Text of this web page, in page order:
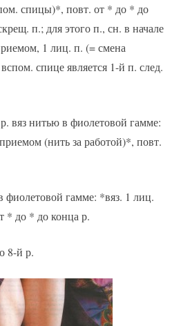
спицы)*, повт. от * до * до
п.; для этого п., сн. в начале
1 лиц. п. (= смена
спице является 1-й п. след.
вяз нитью в фиолетовой гамме:
(нить за работой)*, повт.
фиолетовой гамме: *вяз. 1 лиц.
* до * до конца р.
8-й р.